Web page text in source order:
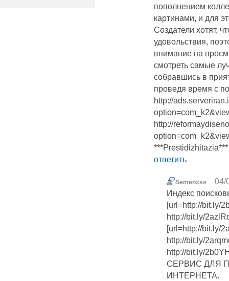
пополнением
картинами, и для
Создатели хотят,
удовольствия,
внимание на
смотреть самые
собравшись в
проведя время с
http://
http://
***Prestidizhitazia***
ответить
Semenxss
04/
Индекс
[url=http://bit.ly/
http://bit.ly/
[url=http://bit.ly/
http://bit.ly/
http://bit.ly/
СЕРВИС ДЛЯ
ИНТЕРНЕТА.